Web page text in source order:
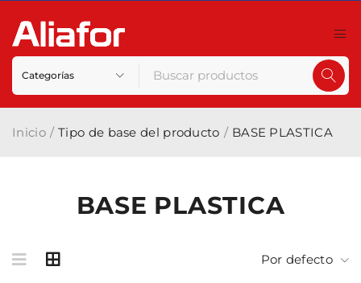
BASE PLASTICA
Inicio / Tipo de base del producto / BASE PLASTICA
Por defecto